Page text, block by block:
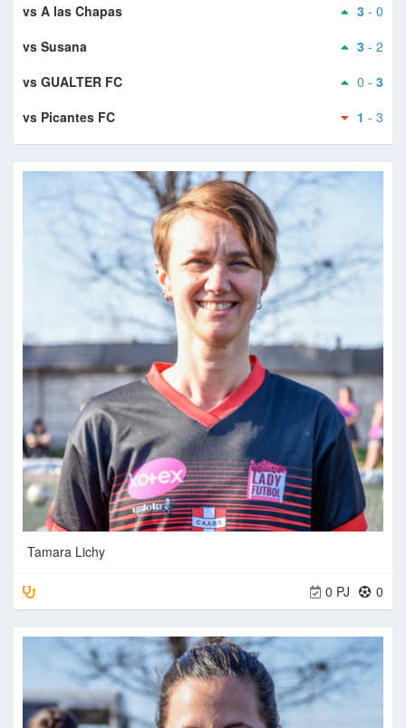
vs A las Chapas
3 - 0
vs Susana
3 - 2
vs GUALTER FC
0 - 3
vs Picantes FC
1 - 3
Tamara Lichy
0
0 PJ